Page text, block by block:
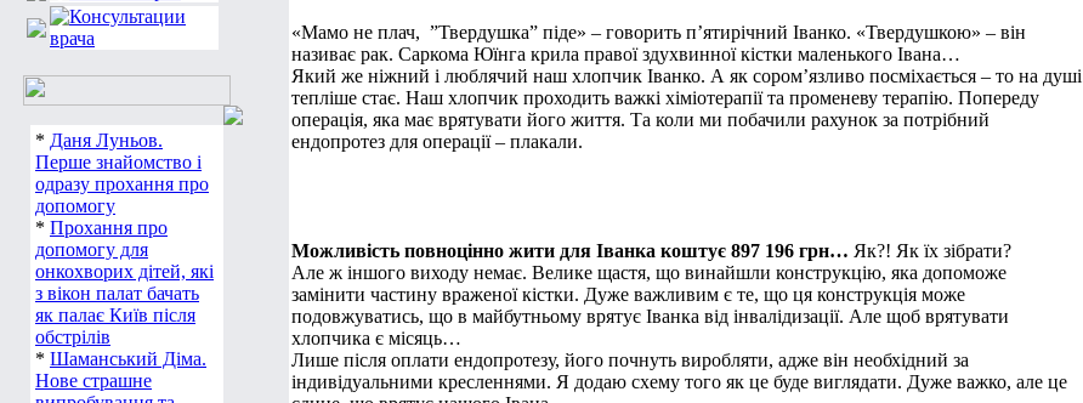
* Даня Луньов.
Перше знайомство і
одразу прохання про
допомогу
* Прохання про
допомогу для
онкохворих дітей, які
з вікон палат бачать
як палає Київ після
обстрілів
* Шаманський Діма.
Нове страшне
«Мамо не плач, ˮТвердушкаˮ піде» – говорить п’ятирічний Іванко. «Твердушкою» – він
називає рак. Саркома Юїнга крила правої здухвинної кістки маленького Івана…
Який же ніжний і люблячий наш хлопчик Іванко. А як сором’язливо посміхається – то на душі
тепліше стає. Наш хлопчик проходить важкі хіміотерапії та променеву терапію. Попереду
операція, яка має врятувати його життя. Та коли ми побачили рахунок за потрібний
ендопротез для операції – плакали.
Можливість повноцінно жити для Іванка коштує 897 196 грн… Як?! Як їх зібрати?
Але ж іншого виходу немає. Велике щастя, що винайшли конструкцію, яка допоможе
замінити частину враженої кістки. Дуже важливим є те, що ця конструкція може
подовжуватись, що в майбутньому врятує Іванка від інвалідизації. Але щоб врятувати
хлопчика є місяць…
Лише після оплати ендопротезу, його почнуть виробляти, адже він необхідний за
індивідуальними кресленнями. Я додаю схему того як це буде виглядати. Дуже важко, але це